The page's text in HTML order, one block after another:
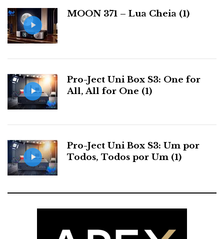
s
MOON 371 – Lua Cheia (1)
Pro-Ject Uni Box S3: One for
All, All for One (1)
Pro-Ject Uni Box S3: Um por
Todos, Todos por Um (1)